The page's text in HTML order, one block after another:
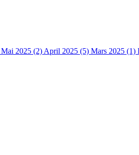
Mai 2025 (2) April 2025 (5) Mars 2025 (1)